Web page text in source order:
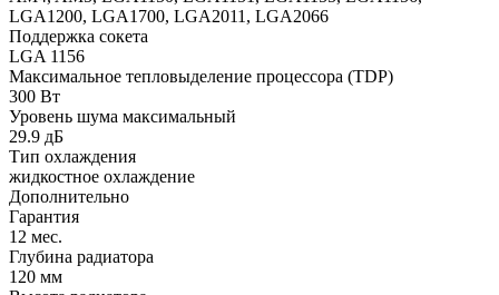
LGA1200, LGA1700, LGA2011, LGA2066
Поддержка сокета
LGA 1156
Максимальное тепловыделение процессора (TDP)
300 Вт
Уровень шума максимальный
29.9 дБ
Тип охлаждения
жидкостное охлаждение
Дополнительно
Гарантия
12 мес.
Глубина радиатора
120 мм